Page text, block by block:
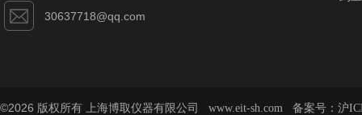
30637718@qq.com
©2026 版权所有 上海博取仪器有限公司 www.eit-sh.com 备案号： 沪